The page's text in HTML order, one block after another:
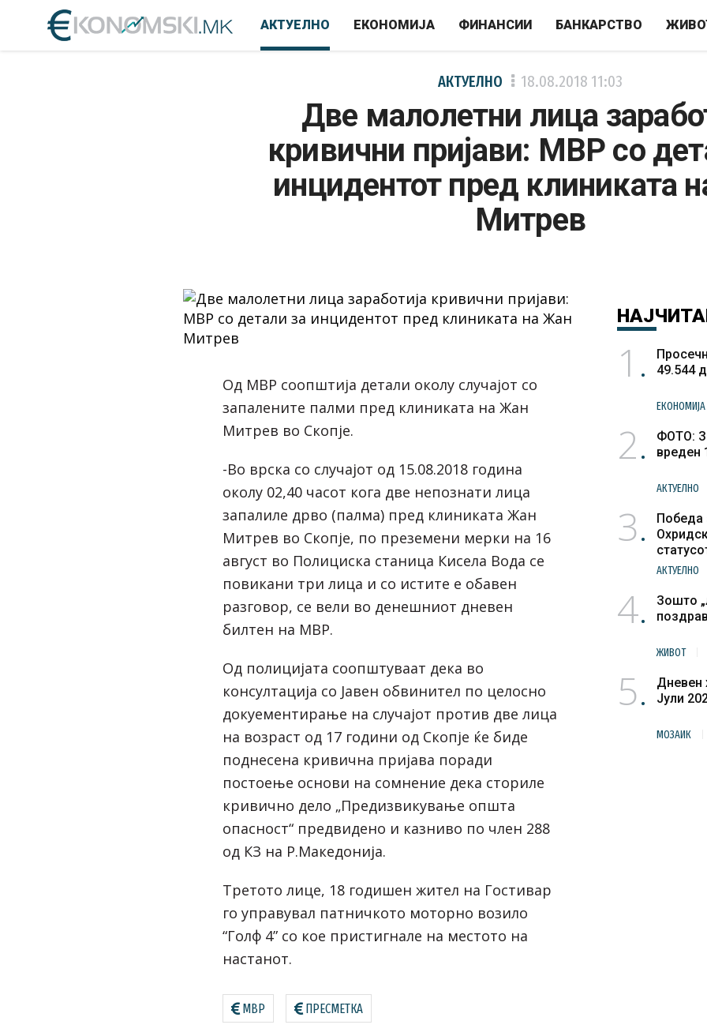
АКТУЕЛНО ЕКОНОМИЈА ФИНАНСИИ БАНКАРСТВО
АКТУЕЛНО 18.08.2018 11:03
Две малолетни лица
кривични пријави: МВР со
инцидентот пред клиниката
Митрев
Од МВР соопштија детали околу случајот со
запалените палми пред клиниката на Жан
Митрев во Скопје.
-Во врска со случајот од 15.08.2018 година
околу 02,40 часот кога две непознати лица
запалиле дрво (палма) пред клиниката Жан
Митрев во Скопје, по преземени мерки на 16
август во Полициска станица Кисела Вода се
повикани три лица и со истите е обавен
разговор, се вели во денешниот дневен
билтен на МВР.
Од полицијата соопштуваат дека во
консултација со Јавен обвинител по целосно
докуемeнтирање на случајот против две лица
на возраст од 17 години од Скопје ќе биде
поднесена кривична пријава поради
постоење основи на сомнение дека сториле
кривично дело „Предизвикување општа
опасност“ предвидено и казниво по член 288
од КЗ на Р.Македонија.
Третото лице, 18 годишен жител на Гостивар
го управувал патничкото моторно возило
“Голф 4” со кое пристигнале на местото на
настанот.
МВР ПРЕСМЕТКА
1
49.544
ЕКОНОМИЈА
2
ФОТО:
вреден
АКТУЕЛНО
3
Победа
АКТУЕЛНО
4
Зошто
ЖИВОТ
5
Дневен
Јули
МОЗАИК